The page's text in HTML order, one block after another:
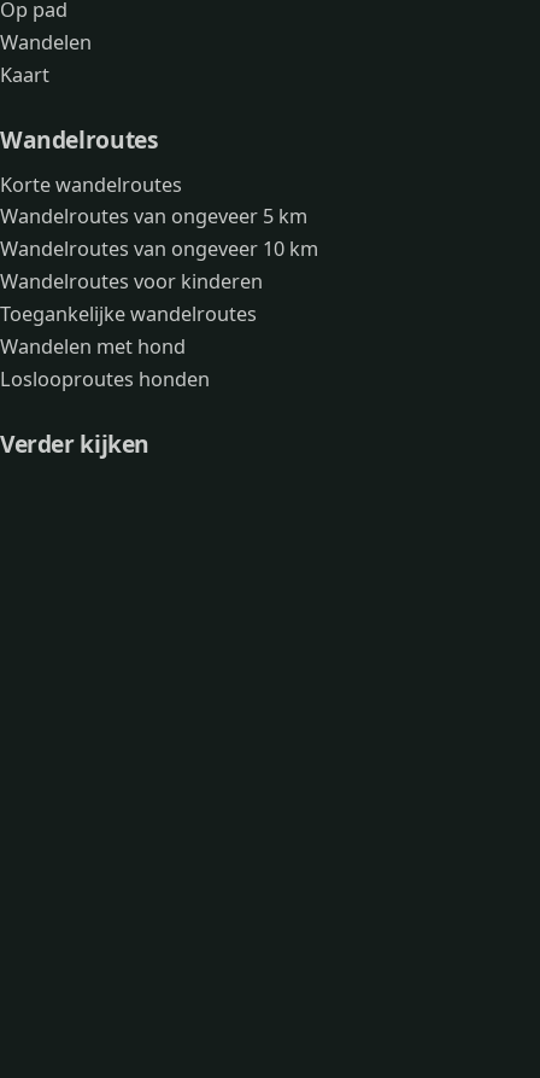
Op pad
Wandelen
Kaart
Wandelroutes
Korte wandelroutes
Wandelroutes van ongeveer 5 km
Wandelroutes van ongeveer 10 km
Wandelroutes voor kinderen
Toegankelijke wandelroutes
Wandelen met hond
Loslooproutes honden
Verder kijken